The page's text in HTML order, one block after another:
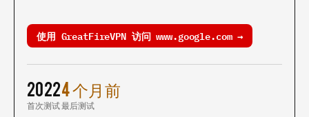
使用 GreatFireVPN 访问 www.google.com →
2022
首次测试
4 个月前
最后测试